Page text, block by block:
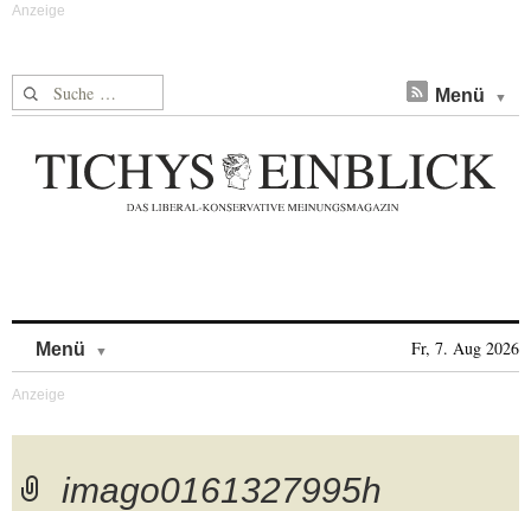
Suche nach: Menü
Menü Fr, 7. Aug 2026
imago0161327995h